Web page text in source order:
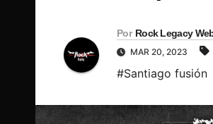
Por Rock Legacy
MAR 20, 2023
#Santiago fusión